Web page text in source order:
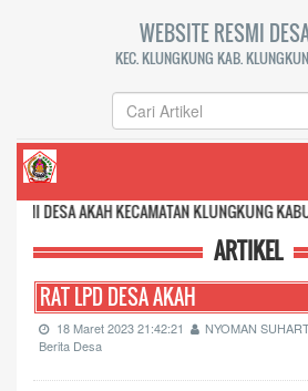
WEBSITE RESMI
KEC. KLUNGKUNG KAB.
KECAMATAN KLUNGKUNG KABUPATEN
ARTIKEL
RAT LPD DESA AKAH
18 Maret 2023 21:42:21 NYOMAN
Berita Desa